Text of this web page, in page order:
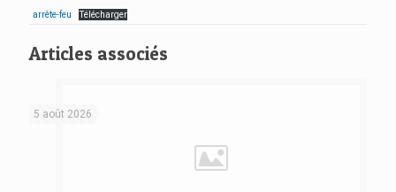
arrête-feu Télécharger
Articles associés
5 août 2026